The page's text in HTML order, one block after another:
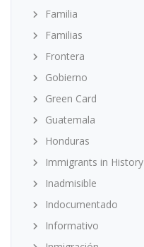
Familia
Familias
Frontera
Gobierno
Green Card
Guatemala
Honduras
Immigrants in History
Inadmisible
Indocumentado
Informativo